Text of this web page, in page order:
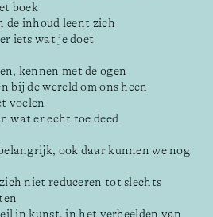
boek
de inhoud leent zich
iets wat je doet
kennen met de ogen
bij de wereld om ons heen
voelen
wat er echt toe deed
ook daar kunnen we nog
niet reduceren tot slechts
in kunst, in het verbeelden van